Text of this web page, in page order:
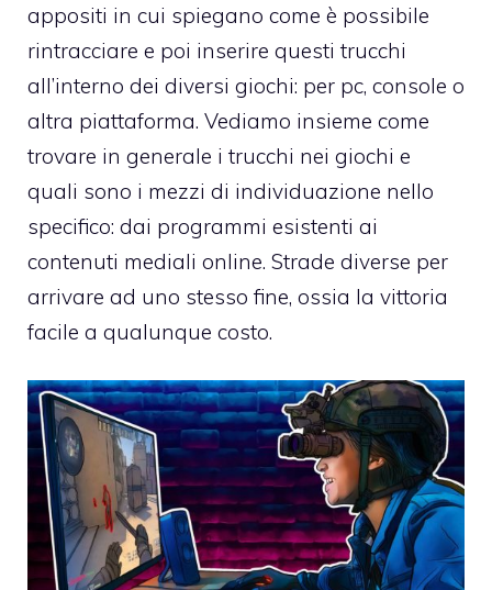
appositi in cui spiegano come è possibile
rintracciare e poi inserire questi trucchi
all’interno dei diversi giochi: per pc, console o
altra piattaforma. Vediamo insieme come
trovare in generale i trucchi nei giochi e
quali sono i mezzi di individuazione nello
specifico: dai programmi esistenti ai
contenuti mediali online. Strade diverse per
arrivare ad uno stesso fine, ossia la vittoria
facile a qualunque costo.